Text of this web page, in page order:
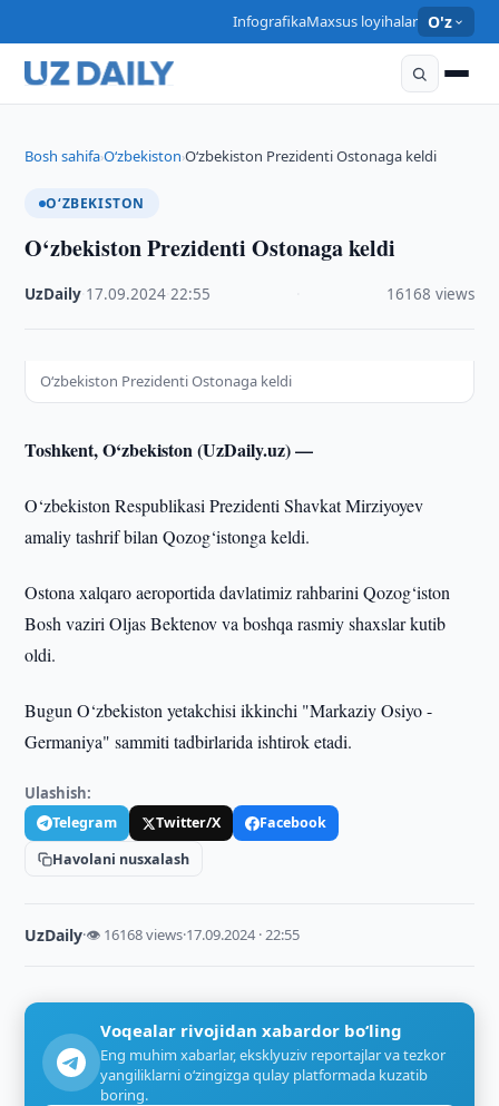
InfografikaMaxsus loyihalar O'z
Bosh sahifa›O‘zbekiston›O‘zbekiston Prezidenti Ostonaga keldi
O‘ZBEKISTON
O‘zbekiston Prezidenti Ostonaga keldi
UzDaily 17.09.2024 ·22:55 16168 views
O‘zbekiston Prezidenti Ostonaga keldi
Toshkent, O‘zbekiston (UzDaily.uz) —
O‘zbekiston Respublikasi Prezidenti Shavkat Mirziyoyev
amaliy tashrif bilan Qozog‘istonga keldi.
Ostona xalqaro aeroportida davlatimiz rahbarini Qozog‘iston
Bosh vaziri Oljas Bektenov va boshqa rasmiy shaxslar kutib
oldi.
Bugun O‘zbekiston yetakchisi ikkinchi "Markaziy Osiyo -
Germaniya" sammiti tadbirlarida ishtirok etadi.
Ulashish:
Telegram Twitter/X
Facebook
Havolani nusxalash
UzDaily·👁 16168 views·17.09.2024 · 22:55
Voqealar rivojidan xabardor bo‘ling
Eng muhim xabarlar, eksklyuziv reportajlar va tezkor
yangiliklarni o‘zingizga qulay platformada kuzatib
boring.